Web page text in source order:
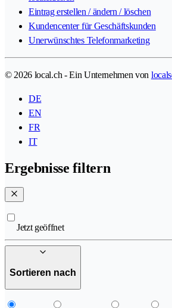
Eintrag erstellen / ändern / löschen
Kundencenter für Geschäftskunden
Unerwünschtes Telefonmarketing
© 2026 local.ch - Ein Unternehmen von
DE
EN
FR
IT
Ergebnisse filtern
Jetzt geöffnet
Sortieren nach